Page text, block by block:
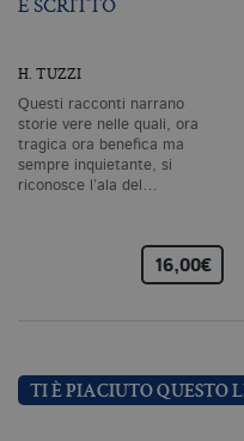
È SCRITTO
H. TUZZI
Questi racconti narrano
storie vere nelle quali, ora
tragica ora benefica ma
sempre inquietante, si
riconosce l’ala del…
16,00€
TI È PIACIUTO QUESTO